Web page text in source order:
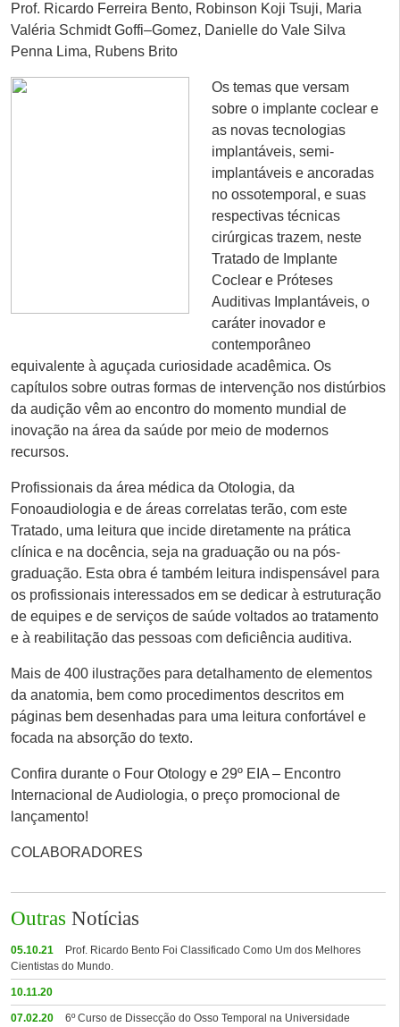
Prof. Ricardo Ferreira Bento, Robinson Koji Tsuji, Maria
Valéria Schmidt Goffi–Gomez, Danielle do Vale Silva
Penna Lima, Rubens Brito
Os temas que versam
sobre o implante coclear e
as novas tecnologias
implantáveis, semi-
implantáveis e ancoradas
no ossotemporal, e suas
respectivas técnicas
cirúrgicas trazem, neste
Tratado de Implante
Coclear e Próteses
Auditivas Implantáveis, o
caráter inovador e
contemporâneo
equivalente à aguçada curiosidade acadêmica. Os
capítulos sobre outras formas de intervenção nos distúrbios
da audição vêm ao encontro do momento mundial de
inovação na área da saúde por meio de modernos
recursos.
Profissionais da área médica da Otologia, da
Fonoaudiologia e de áreas correlatas terão, com este
Tratado, uma leitura que incide diretamente na prática
clínica e na docência, seja na graduação ou na pós-
graduação. Esta obra é também leitura indispensável para
os profissionais interessados em se dedicar à estruturação
de equipes e de serviços de saúde voltados ao tratamento
e à reabilitação das pessoas com deficiência auditiva.
Mais de 400 ilustrações para detalhamento de elementos
da anatomia, bem como procedimentos descritos em
páginas bem desenhadas para uma leitura confortável e
focada na absorção do texto.
Confira durante o Four Otology e 29º EIA – Encontro
Internacional de Audiologia, o preço promocional de
lançamento!
COLABORADORES
Outras Notícias
05.10.21
Prof. Ricardo Bento Foi Classificado Como Um dos Melhores
Cientistas do Mundo.
10.11.20
07.02.20
6º Curso de Dissecção do Osso Temporal na Universidade